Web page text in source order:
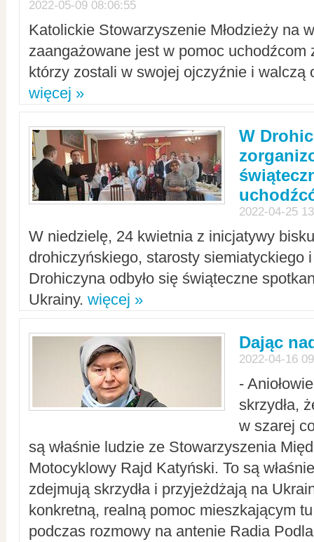
2022-05-09 08:06:55
Katolickie Stowarzyszenie Młodzieży na
zaangażowane jest w pomoc uchodźcom
którzy zostali w swojej ojczyźnie i walczą
więcej »
W
2022-04-25
W niedzielę, 24 kwietnia z inicjatywy
drohiczyńskiego, starosty siemiatyckiego
Drohiczyna odbyło się świąteczne
Ukrainy. więcej »
Dając
2022-04-16
-
skrzydła,
w szarej
są właśnie ludzie ze Stowarzyszenia
Motocyklowy Rajd Katyński. To są
zdejmują skrzydła i przyjeżdżają na
konkretną, realną pomoc mieszkającym
podczas rozmowy na antenie Radia